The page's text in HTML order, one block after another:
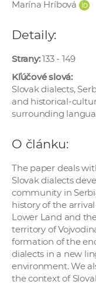
Marína Hríbová
Detaily:
Strany:133 - 149
Kľúčové slová:
Slovak dialects,
and
surrounding
O článku:
The paper deals
Slovak dialects
community in
history of the
Lower Land and
territory of
formation of the
dialects in a new
environment. We
the context of